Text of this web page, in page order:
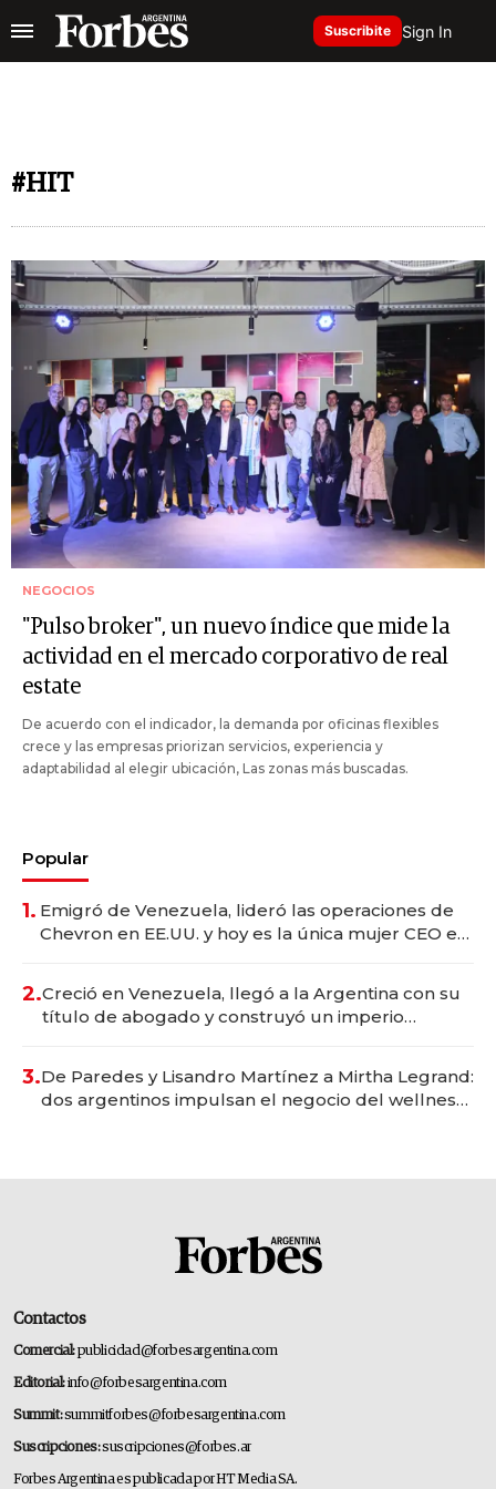
Suscribite Sign In
#HIT
NEGOCIOS
"Pulso broker", un nuevo índice que mide la
actividad en el mercado corporativo de real
estate
De acuerdo con el indicador, la demanda por oficinas flexibles
crece y las empresas priorizan servicios, experiencia y
adaptabilidad al elegir ubicación, Las zonas más buscadas.
Popular
1. Emigró de Venezuela, lideró las operaciones de
Chevron en EE.UU. y hoy es la única mujer CEO en
2.Creció en Venezuela, llegó a la Argentina con su
título de abogado y construyó un imperio
3.De Paredes y Lisandro Martínez a Mirtha Legrand:
dos argentinos impulsan el negocio del wellness
Contactos
Comercial:publicidad@forbesargentina.com
Editorial:info@forbesargentina.com
Summit:summitforbes@forbesargentina.com
Suscripciones:suscripciones@forbes.ar
Forbes Argentina es publicada por HT Media SA.